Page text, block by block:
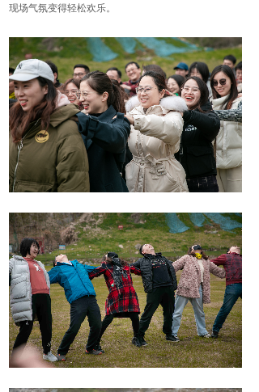
现场气氛变得轻松欢乐。